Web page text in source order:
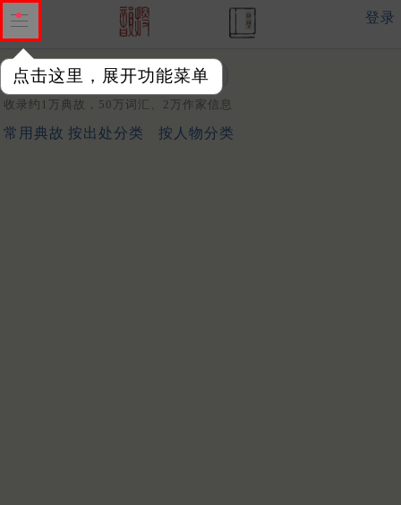
点击这里，展开功能菜单
登录
关键词：
收录约1万典故，50万词汇、2万作家信息
常用典故 按出处分类 按人物分类